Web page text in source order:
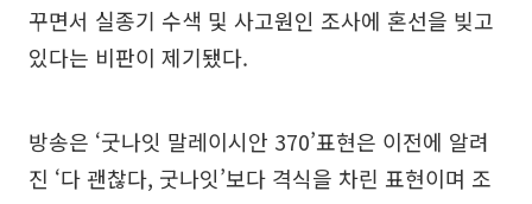
꾸면서 실종기 수색 및 사고원인 조사에 혼선을 빚고
있다는 비판이 제기됐다.
방송은 ‘굿나잇 말레이시안 370’표현은 이전에 알려
진 ‘다 괜찮다, 굿나잇’보다 격식을 차린 표현이며 조